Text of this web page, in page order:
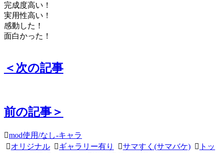
完成度高い！
実用性高い！
感動した！
面白かった！
＜次の記事
前の記事＞
mod使用/なし-キャラ
オリジナル
ギャラリー有り サマすく(サマバケ)
トッ